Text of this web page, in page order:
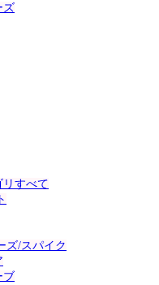
ズ
すべて
ズ/スパイク
ブ